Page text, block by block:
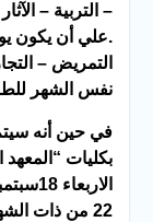
نفس الشهر
في حين أنه
بكليات
22 من ذات